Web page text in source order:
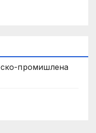
промишлена